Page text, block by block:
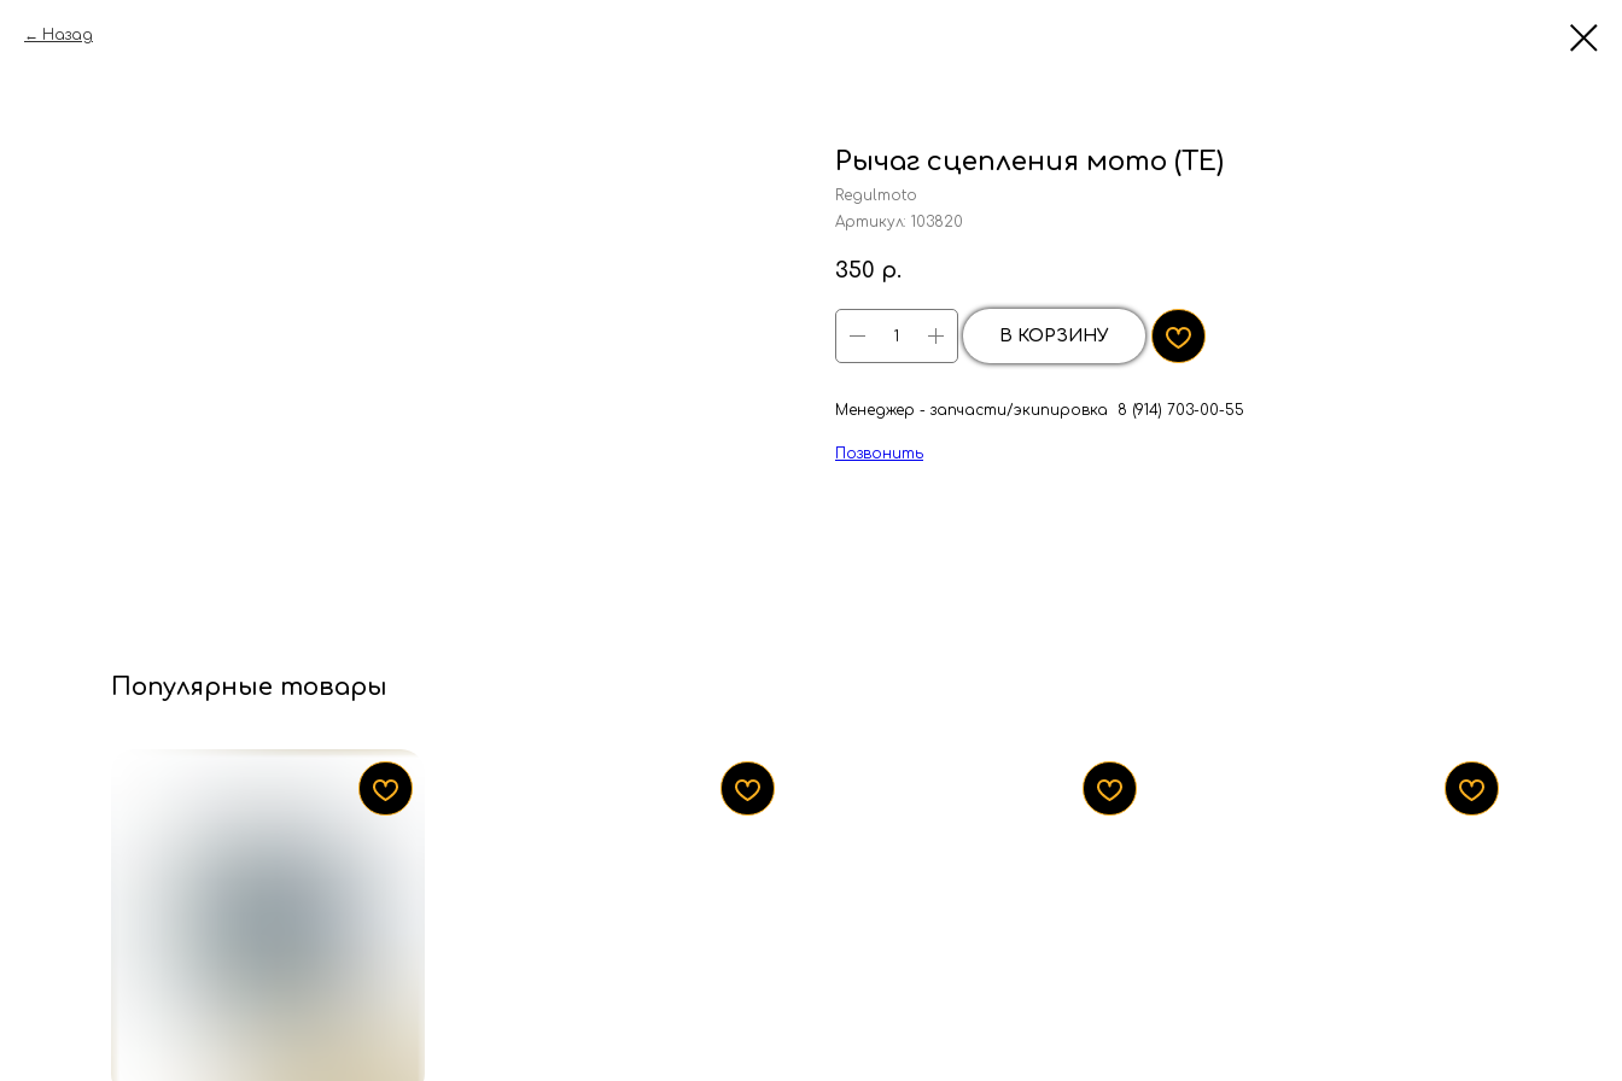
Назад
Рычаг сцепления мото (TE)
Regulmoto
Артикул: 103820
350 р.
В КОРЗИНУ
Менеджер - запчасти/экипировка 8 (914) 703-00-55
Позвонить
Популярные товары